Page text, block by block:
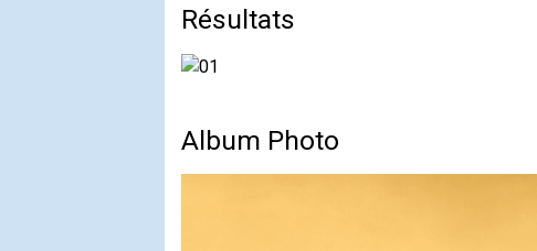
Résultats
Album Photo